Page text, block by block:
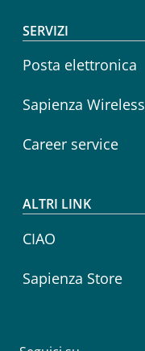
SERVIZI
Posta elettronica
Sapienza Wireless
Career service
ALTRI LINK
CIAO
Sapienza Store